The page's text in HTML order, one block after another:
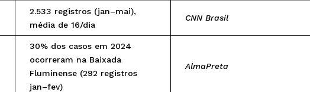
2.533 registros (jan–mai),
média de 16/dia
CNN Brasil
30% dos casos em 2024
ocorreram na Baixada
Fluminense (292 registros
jan–fev)
AlmaPreta